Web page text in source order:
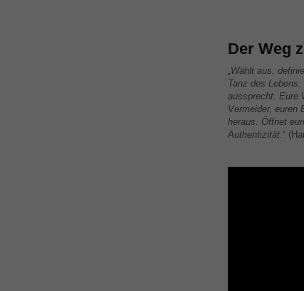
Der Weg
„Wählt aus,
Tanz des
aussprecht. Eure
Vermeider, euren
heraus. Öffnet
Authentizität.“